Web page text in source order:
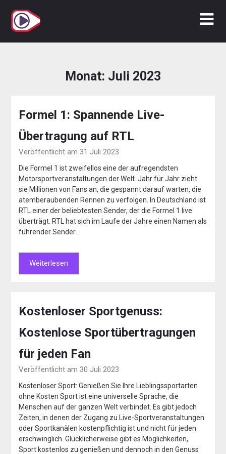
Inhalt
springen
Monat: Juli 2023
Formel 1: Spannende Live-
Übertragung auf RTL
Veröffentlicht am 31 Juli 2023
Die Formel 1 ist zweifellos eine der aufregendsten
Motorsportveranstaltungen der Welt. Jahr für Jahr zieht
sie Millionen von Fans an, die gespannt darauf warten, die
atemberaubenden Rennen zu verfolgen. In Deutschland ist
RTL einer der beliebtesten Sender, der die Formel 1 live
überträgt. RTL hat sich im Laufe der Jahre einen Namen als
führender Sender…
Weiterlesen
Kostenloser Sportgenuss:
Kostenlose Sportübertragungen
für jeden Fan
Veröffentlicht am 30 Juli 2023
Kostenloser Sport: Genießen Sie Ihre Lieblingssportarten
ohne Kosten Sport ist eine universelle Sprache, die
Menschen auf der ganzen Welt verbindet. Es gibt jedoch
Zeiten, in denen der Zugang zu Live-Sportveranstaltungen
oder Sportkanälen kostenpflichtig ist und nicht für jeden
erschwinglich. Glücklicherweise gibt es Möglichkeiten,
Sport kostenlos zu genießen und dennoch in den Genuss